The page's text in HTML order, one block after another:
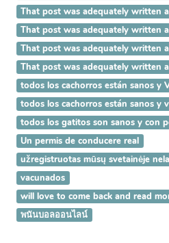
That post was adequately written
That post was adequately written
That post was adequately written
That post was adequately written
todos los cachorros están sanos y
todos los cachorros están sanos y
todos los gatitos son sanos y con
Un permis de conducere real
užregistruotas mūsų svetainėje
vacunados
will love to come back and read
พนันบอลออนไลน์